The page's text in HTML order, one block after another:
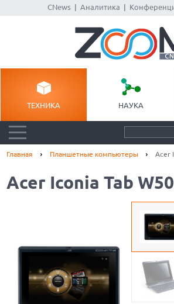
CNews| Аналитика
ТЕХНИКА НАУКА
Главная Планшетные компьютеры Acer
Acer Iconia Tab